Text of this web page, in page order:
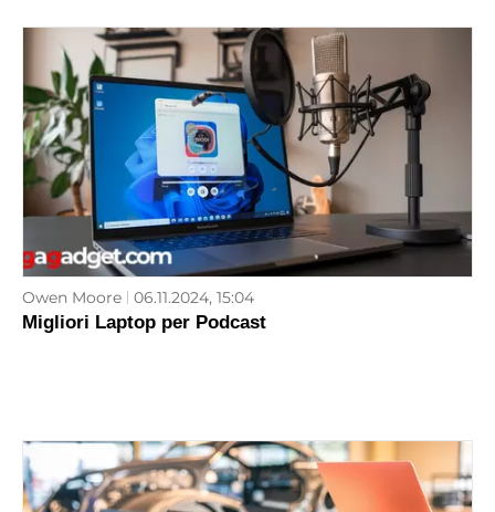
Owen Moore 06.11.2024, 15:04
Migliori Laptop per Podcast